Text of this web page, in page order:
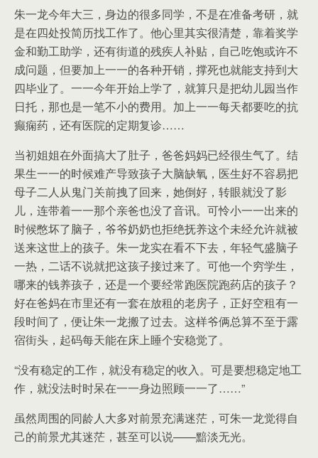
朱一龙今年大三，身边的很多同学，不是在准备考研，就
是在四处投简历找工作了。他心里其实很清楚，靠着奖学
金和勤工助学，还有街道的残疾人补贴，自己吃饱或许不
成问题，但要加上一一的各种开销，撑死也就能支持到大
四毕业了。一一今年开始上学了，就算只是把幼儿园当作
日托，那也是一笔不小的费用。加上一一每天都要吃的抗
癫痫药，还有医院的定期复诊……
当初姐姐在外面搞大了肚子，爸爸妈妈已经很生气了。结
果生一一的时候难产导致孩子大脑缺氧，医生好不容易把
母子二人从鬼门关前拽了回来，她倒好，转眼就没了影
儿，连带着一一那个亲爸也没了音讯。可怜小一一出来的
时候憋坏了脑子，爷爷奶奶也拒绝抚养这个未经允许就被
送来这世上的孩子。朱一龙实在看不下去，年轻气盛脑子
一热，二话不说就把这孩子接过来了。可他一个穷学生，
哪来的钱养孩子，还是一个要经常跑医院跑药店的孩子？
好在爸妈在市里还有一套在放租的老房子，正好空租有一
段时间了，便让朱一龙搬了过去。这样爷俩总算不至于露
宿街头，起码每天能在床上睡个安稳觉了。
“没有稳定的工作，就没有稳定的收入。可是要想稳定地工
作，就没法时时呆在一一身边照顾一一了……”
虽然周围的同龄人大多对前景充满迷茫，可朱一龙觉得自
己的前景尤其迷茫，甚至可以说——黯淡无光。